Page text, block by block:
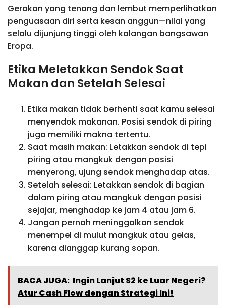
Gerakan yang tenang dan lembut memperlihatkan
penguasaan diri serta kesan anggun—nilai yang
selalu dijunjung tinggi oleh kalangan bangsawan
Eropa.
Etika Meletakkan Sendok Saat
Makan dan Setelah Selesai
Etika makan tidak berhenti saat kamu selesai
menyendok makanan. Posisi sendok di piring
juga memiliki makna tertentu.
Saat masih makan: Letakkan sendok di tepi
piring atau mangkuk dengan posisi
menyerong, ujung sendok menghadap atas.
Setelah selesai: Letakkan sendok di bagian
dalam piring atau mangkuk dengan posisi
sejajar, menghadap ke jam 4 atau jam 6.
Jangan pernah meninggalkan sendok
menempel di mulut mangkuk atau gelas,
karena dianggap kurang sopan.
BACA JUGA: Ingin Lanjut S2 ke Luar Negeri?
Atur Cash Flow dengan Strategi Ini!